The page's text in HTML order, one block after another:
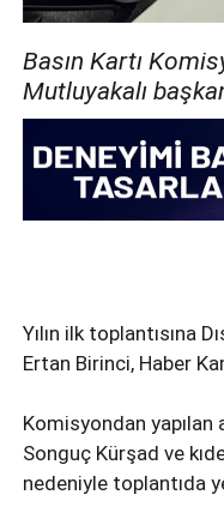
Basın Kartı
Mutluyakalı
Yılın ilk toplantısına
Ertan Birinci, Haber
Komisyondan yapılan
Songuç Kürşad ve
nedeniyle toplantıda